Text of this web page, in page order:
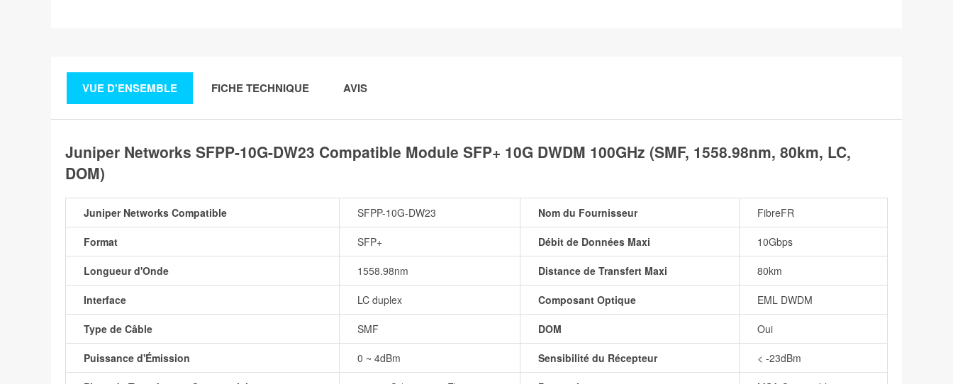
VUE D'ENSEMBLE FICHE TECHNIQUE AVIS
Juniper Networks SFPP-10G-DW23 Compatible Module SFP+ 10G DWDM 100GHz (SMF, 1558.98nm, 80km, LC,
DOM)
Juniper Networks Compatible SFPP-10G-DW23 Nom du Fournisseur FibreFR
Format SFP+ Débit de Données Maxi 10Gbps
Longueur d'Onde 1558.98nm Distance de Transfert Maxi 80km
Interface LC duplex Composant Optique EML DWDM
Type de Câble SMF DOM Oui
Puissance d'Émission 0 ~ 4dBm Sensibilité du Récepteur < -23dBm